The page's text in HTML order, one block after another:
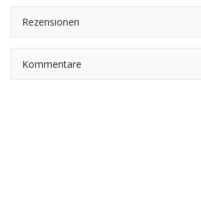
Rezensionen
Kommentare